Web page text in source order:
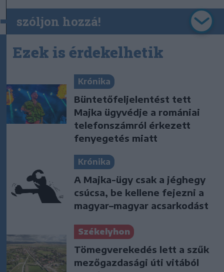
szóljon hozzá!
Ezek is érdekelhetik
Krónika
Büntetőfeljelentést tett
Majka ügyvédje a romániai
telefonszámról érkezett
fenyegetés miatt
Krónika
A Majka-ügy csak a jéghegy
csúcsa, be kellene fejezni a
magyar–magyar acsarkodást
Székelyhon
Tömegverekedés lett a szűk
mezőgazdasági úti vitából